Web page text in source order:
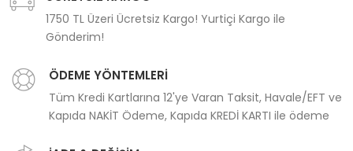
1750 TL Üzeri Ücretsiz Kargo! Yurtiçi Kargo ile
Gönderim!
ÖDEME YÖNTEMLERİ
Tüm Kredi Kartlarına 12'ye Varan Taksit, Havale/EFT ve
Kapıda NAKİT Ödeme, Kapıda KREDİ KARTI ile ödeme